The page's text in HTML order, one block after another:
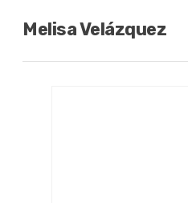
Melisa Velázquez